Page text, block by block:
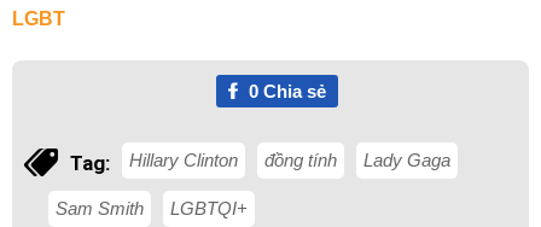
LGBT
0Chia sẻ
Tag: Hillary Clinton đồng tính Lady Gaga
Sam Smith LGBTQI+